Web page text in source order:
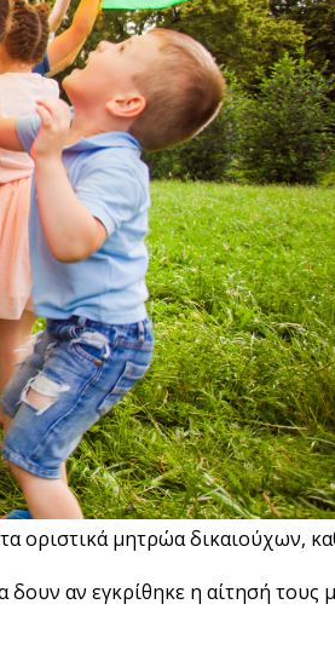
μητρώα δικαιούχων,
αν εγκρίθηκε η αίτησή τους